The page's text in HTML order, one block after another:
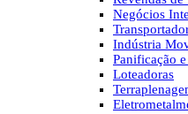
Negócios
Indústria
Panificação
Loteadoras